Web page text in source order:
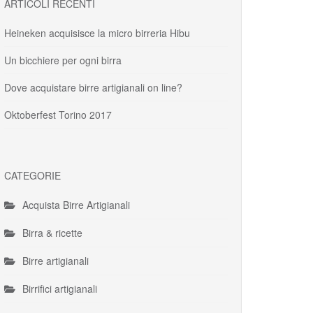
ARTICOLI RECENTI
Heineken acquisisce la micro birreria Hibu
Un bicchiere per ogni birra
Dove acquistare birre artigianali on line?
Oktoberfest Torino 2017
CATEGORIE
Acquista Birre Artigianali
Birra & ricette
Birre artigianali
Birrifici artigianali